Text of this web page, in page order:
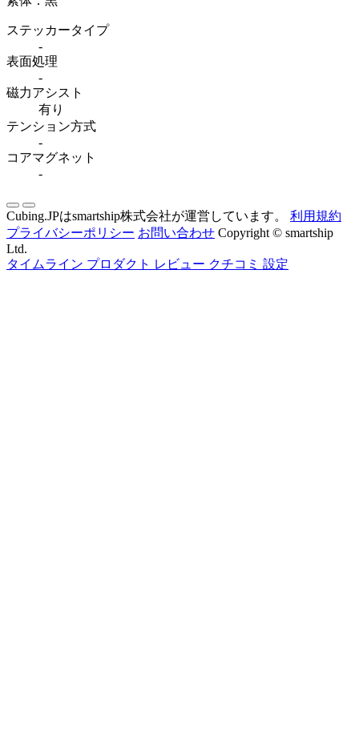
ステッカータイプ
-
表面処理
-
磁力アシスト
有り
テンション方式
-
コアマグネット
-
Cubing.JPはsmartship株式会社が運営しています。
利用規約
プライバシーポリシー お問い合わせ Copyright © smartship
Ltd.
タイムライン プロダクト レビュー クチコミ 設定